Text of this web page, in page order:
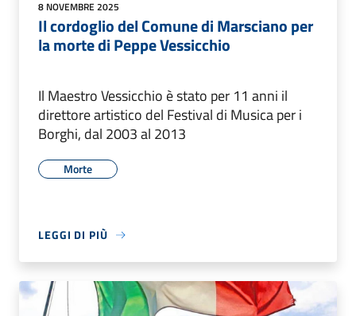
8 NOVEMBRE 2025
Il cordoglio del Comune di Marsciano per
la morte di Peppe Vessicchio
Il Maestro Vessicchio è stato per 11 anni il
direttore artistico del Festival di Musica per i
Borghi, dal 2003 al 2013
Morte
LEGGI DI PIÙ